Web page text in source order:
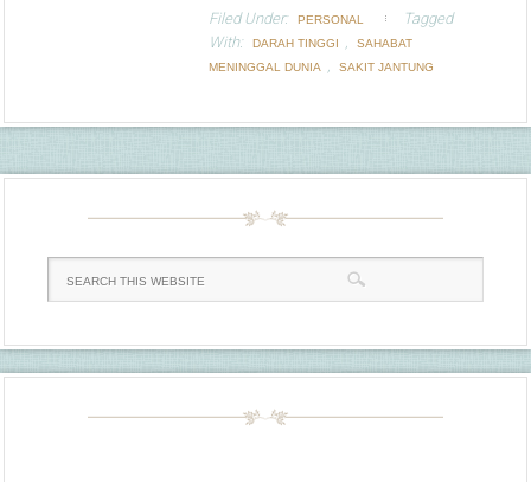
Filed Under: PERSONAL
Tagged
With:
DARAH TINGGI ,
SAHABAT
MENINGGAL DUNIA
, SAKIT JANTUNG